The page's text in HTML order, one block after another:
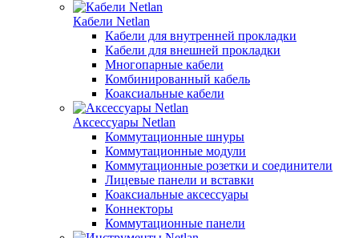
Кабели Netlan
Кабели для внутренней прокладки
Кабели для внешней прокладки
Многопарные кабели
Комбинированный кабель
Коаксиальные кабели
Аксессуары Netlan
Коммутационные шнуры
Коммутационные модули
Коммутационные розетки и соединители
Лицевые панели и вставки
Коаксиальные аксессуары
Коннекторы
Коммутационные панели